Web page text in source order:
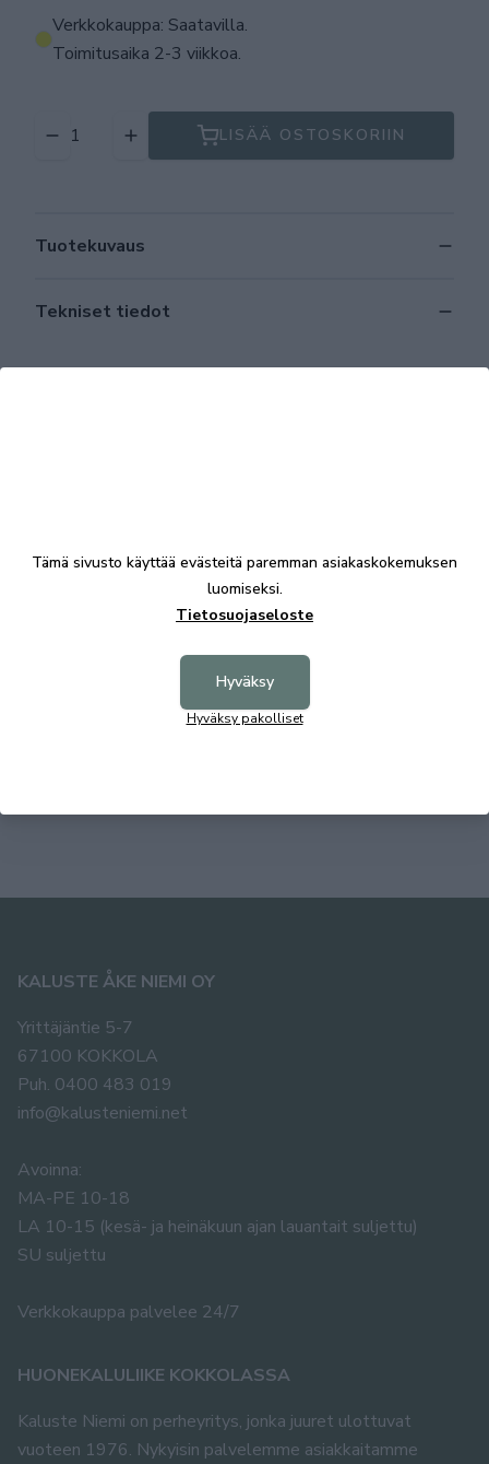
Verkkokauppa: Saatavilla.
Toimitusaika 2-3 viikkoa.
LISÄÄ OSTOSKORIIN
Tuotekuvaus
Tekniset tiedot
KALUSTE ÅKE NIEMI OY
Yrittäjäntie 5-7
67100 KOKKOLA
Puh. 0400 483 019
info@kalusteniemi.net
Avoinna:
MA-PE 10-18
LA 10-15 (kesä- ja heinäkuun ajan lauantait suljettu)
SU suljettu
Verkkokauppa palvelee 24/7
HUONEKALULIIKE KOKKOLASSA
Kaluste Niemi on perheyritys, jonka juuret ulottuvat
vuoteen 1976. Nykyisin palvelemme asiakkaitamme
Tämä sivusto käyttää evästeitä paremman asiakaskokemuksen
luomiseksi.
Tietosuojaseloste
Hyväksy
Hyväksy pakolliset